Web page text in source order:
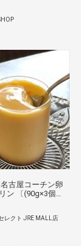
古屋コーチン卵
ン 〔(90g×3個
レクト JRE MALL店